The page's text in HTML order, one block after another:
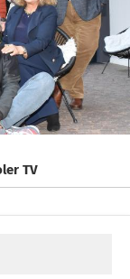
TV